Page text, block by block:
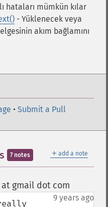
hataları mümkün kılar
- Yüklenecek veya
akım bağlamını
• Submit a Pull
＋ add a note
7 notes
gmail dot com
9 years ago